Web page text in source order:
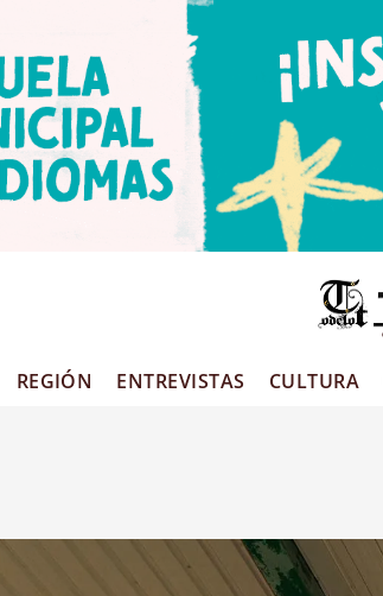
REGIÓN ENTREVISTAS CULTURA